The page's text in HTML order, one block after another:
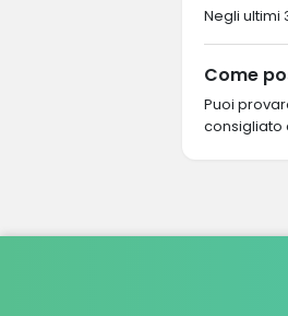
Negli ultimi
Come
Puoi
consigliato